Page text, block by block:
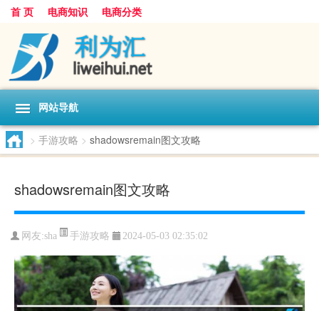
首 页 电商知识 电商分类
网站导航
> 手游攻略 > shadowsremain图文攻略
shadowsremain图文攻略
网友:sha 手游攻略 2024-05-03 02:35:02